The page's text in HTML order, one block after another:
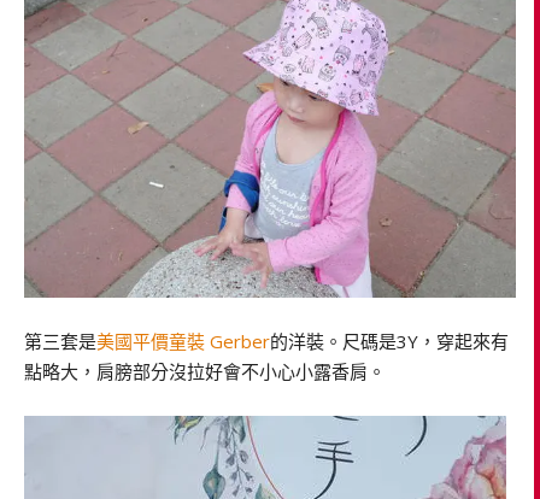
第三套是美國平價童裝 Gerber的洋裝。尺碼是3Y，穿起來有
點略大，肩膀部分沒拉好會不小心小露香肩。